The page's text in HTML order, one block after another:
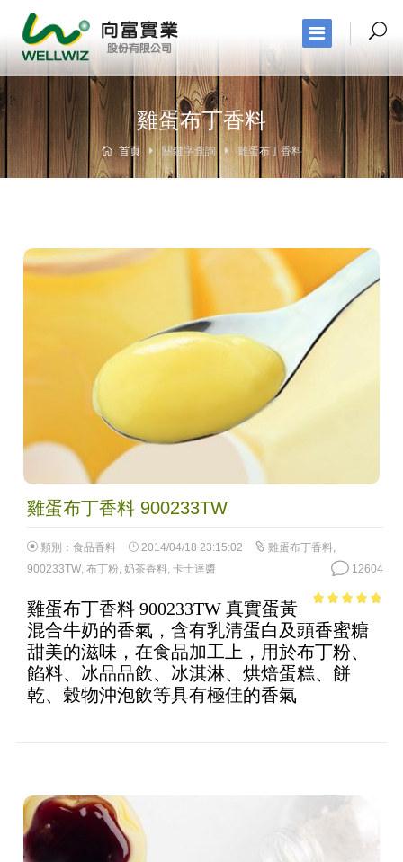
雞蛋布丁香料
首頁 關鍵字查詢 雞蛋布丁香料
雞蛋布丁香料 900233TW
類別： 食品香料 2014/04/18 23:15:02 雞蛋布丁香料,
900233TW, 布丁粉, 奶茶香料, 卡士達醬 12604
5
雞蛋布丁香料 900233TW 真實蛋黃
混合牛奶的香氣，含有乳清蛋白及頭香蜜糖
甜美的滋味，在食品加工上，用於布丁粉、
餡料、冰品品飲、冰淇淋、烘焙蛋糕、餅
乾、穀物沖泡飲等具有極佳的香氣